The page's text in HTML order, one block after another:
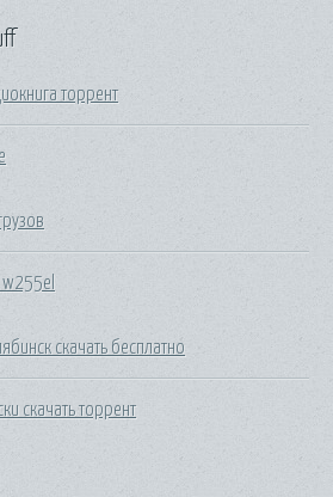
торрент
скачать бесплатно
скачать торрент